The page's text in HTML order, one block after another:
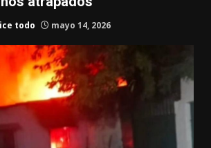
todo mayo 14, 2026